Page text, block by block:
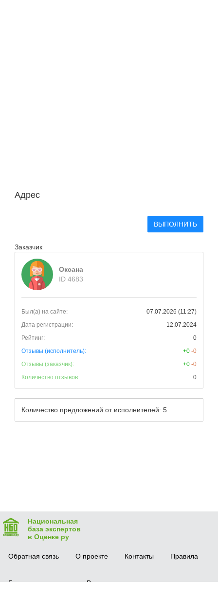
Адрес
ВЫПОЛНИТЬ
Заказчик
Оксана
ID 4683
Был(а) на сайте:
07.07.2026 (11:27)
Дата регистрации:
12.07.2024
Рейтинг:
0
Отзывы (исполнитель):
+0 -0
Отзывы (заказчик):
+0 -0
Количество отзывов:
0
Количество предложений от исполнителей: 5
Национальная
база экспертов
в Оценке ру
Обратная связь О проекте Контакты Правила
Безопасная сделка Вопрос-ответ